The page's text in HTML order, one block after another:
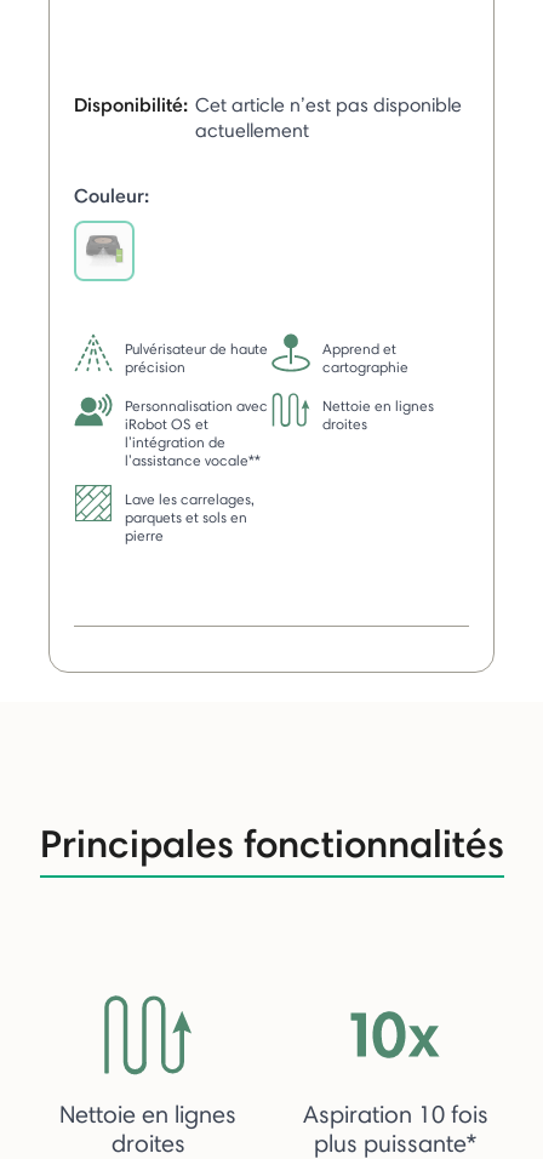
Disponibilité: Cet article n’est pas disponible
actuellement
Couleur:
Pulvérisateur de haute
précision
Apprend et
cartographie
Personnalisation avec
iRobot OS et
l’intégration de
l’assistance vocale**
Nettoie en lignes
droites
Lave les carrelages,
parquets et sols en
pierre
Principales fonctionnalités
Nettoie en lignes
droites
Aspiration 10 fois
plus puissante*